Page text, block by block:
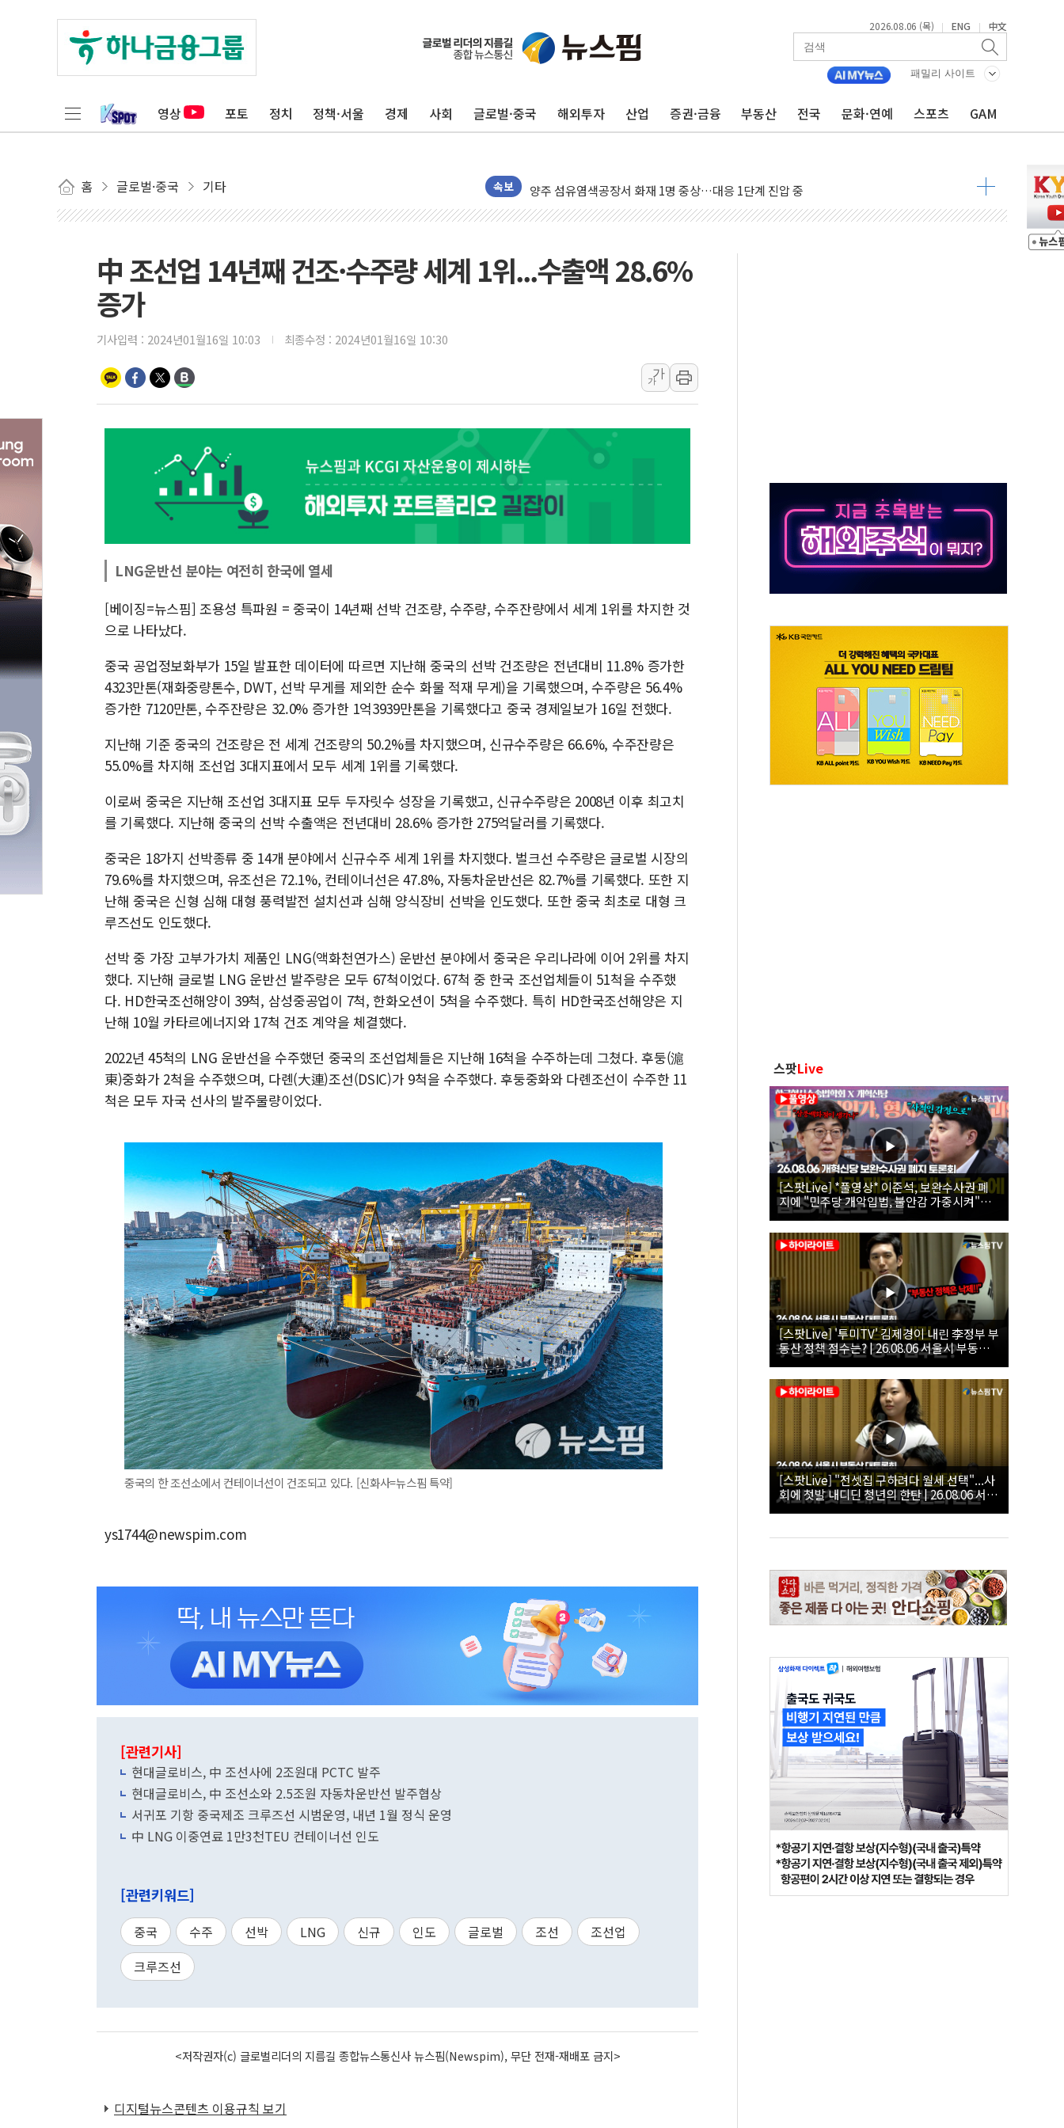
2026.08.06 (목) | ENG | 中文
패밀리 사이트
영상 포토 정치 정책·서울 경제 사회 글로벌·중국 해외투자 산업 증권·금융 부동산 전국 문화·연예 스포츠 GAM
홈 글로벌·중국 기타 속보
뉴욕증시 프리뷰, 미 주가선물 AI주 차익실현 속 혼조세...웨스턴디지털·샌디스크↓
청와대, 북한 단거리 탄도미사일 발사에 긴급 안보 점검회의
금값 7주 만에 최고…美 고용 둔화·호르무즈 재개방 기대에 강세
러, 1인칭시점 드론으로 우크라 민간인 '사파리' 공격… 시민들 공포감 극대화 전략
[베트남 증시] 지수 하락 속 'DGC' 임시 주총 기대감에 홀로 상한가…마진 잔액은 사상 최고
양주 섬유염색공장서 화재 1명 중상…대응 1단계 진압 중
김정관 산업부 장관 "주 52시간 손봐야, 경쟁상대 中과 비교해야"
[3보] 북, 원산서 동해로 단거리 탄도미사일 1발 발사… 올해 10번째·42일 만 도발
우크라 드론 전술, 중남미 콜롬비아에 새 안보 위기… 반군·마약카르텔이 습득해 전투 활용
해군과 함께하는 '불금전파, 송정' 시즌2
강원도 폭염특보 11일째…온열질환·가축 피해 최소화 '총력 대응'
中 조선업 14년째 건조·수주량 세계 1위...수출액 28.6%
증가
기사입력 : 2024년01월16일 10:03 최종수정 : 2024년01월16일 10:30
가
가
LNG운반선 분야는 여전히 한국에 열세
[베이징=뉴스핌] 조용성 특파원 = 중국이 14년째 선박 건조량, 수주량, 수주잔량에서 세계 1위를 차지한 것
으로 나타났다.
중국 공업정보화부가 15일 발표한 데이터에 따르면 지난해 중국의 선박 건조량은 전년대비 11.8% 증가한
4323만톤(재화중량톤수, DWT, 선박 무게를 제외한 순수 화물 적재 무게)을 기록했으며, 수주량은 56.4%
증가한 7120만톤, 수주잔량은 32.0% 증가한 1억3939만톤을 기록했다고 중국 경제일보가 16일 전했다.
지난해 기준 중국의 건조량은 전 세계 건조량의 50.2%를 차지했으며, 신규수주량은 66.6%, 수주잔량은
55.0%를 차지해 조선업 3대지표에서 모두 세계 1위를 기록했다.
이로써 중국은 지난해 조선업 3대지표 모두 두자릿수 성장을 기록했고, 신규수주량은 2008년 이후 최고치
를 기록했다. 지난해 중국의 선박 수출액은 전년대비 28.6% 증가한 275억달러를 기록했다.
중국은 18가지 선박종류 중 14개 분야에서 신규수주 세계 1위를 차지했다. 벌크선 수주량은 글로벌 시장의
79.6%를 차지했으며, 유조선은 72.1%, 컨테이너선은 47.8%, 자동차운반선은 82.7%를 기록했다. 또한 지
난해 중국은 신형 심해 대형 풍력발전 설치선과 심해 양식장비 선박을 인도했다. 또한 중국 최초로 대형 크
루즈선도 인도했다.
선박 중 가장 고부가가치 제품인 LNG(액화천연가스) 운반선 분야에서 중국은 우리나라에 이어 2위를 차지
했다. 지난해 글로벌 LNG 운반선 발주량은 모두 67척이었다. 67척 중 한국 조선업체들이 51척을 수주했
다. HD한국조선해양이 39척, 삼성중공업이 7척, 한화오션이 5척을 수주했다. 특히 HD한국조선해양은 지
난해 10월 카타르에너지와 17척 건조 계약을 체결했다.
2022년 45척의 LNG 운반선을 수주했던 중국의 조선업체들은 지난해 16척을 수주하는데 그쳤다. 후둥(滬
東)중화가 2척을 수주했으며, 다롄(大連)조선(DSIC)가 9척을 수주했다. 후둥중화와 다롄조선이 수주한 11
척은 모두 자국 선사의 발주물량이었다.
중국의 한 조선소에서 컨테이너선이 건조되고 있다. [신화사=뉴스핌 특약]
ys1744@newspim.com
[관련기사]
현대글로비스, 中 조선사에 2조원대 PCTC 발주
현대글로비스, 中 조선소와 2.5조원 자동차운반선 발주협상
서귀포 기항 중국제조 크루즈선 시범운영, 내년 1월 정식 운영
中 LNG 이중연료 1만3천TEU 컨테이너선 인도
[관련키워드]
중국 수주 선박 LNG 신규 인도 글로벌 조선
조선업
크루즈선
<저작권자(c) 글로벌리더의 지름길 종합뉴스통신사 뉴스핌(Newspim), 무단 전재-재배포 금지>
디지털뉴스콘텐츠 이용규칙 보기
스팟Live
[스팟Live] *풀영상* 이준석, 보완수사권 폐
지에 "민주당 개악입법, 불안감 가중시켜"｜
26.08.06 개혁신당 보완수사권 폐지 토론회
[스팟Live] '투미TV' 김제경이 내린 李정부 부
동산 정책 점수는? | 26.08.06 서울시 부동산
대토론회
[스팟Live] "전셋집 구하려다 월세 선택"...사
회에 첫발 내디딘 청년의 한탄 | 26.08.06 서울
시 부동산 대토론회